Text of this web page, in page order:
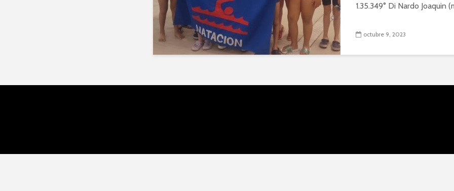
1.35.349° Di Nardo Joaquin
octubre 9, 2023